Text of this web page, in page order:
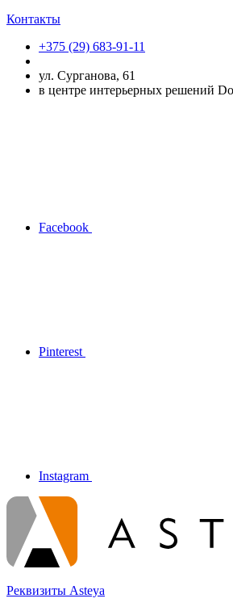
Контакты
+375 (29) 683-91-11
ул. Сурганова, 61
в центре интерьерных решений
Facebook
Pinterest
Instagram
Реквизиты Asteya